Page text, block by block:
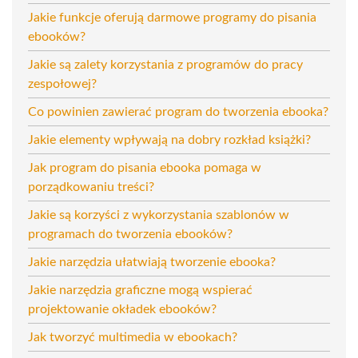
Jakie funkcje oferują darmowe programy do pisania
ebooków?
Jakie są zalety korzystania z programów do pracy
zespołowej?
Co powinien zawierać program do tworzenia ebooka?
Jakie elementy wpływają na dobry rozkład książki?
Jak program do pisania ebooka pomaga w
porządkowaniu treści?
Jakie są korzyści z wykorzystania szablonów w
programach do tworzenia ebooków?
Jakie narzędzia ułatwiają tworzenie ebooka?
Jakie narzędzia graficzne mogą wspierać
projektowanie okładek ebooków?
Jak tworzyć multimedia w ebookach?